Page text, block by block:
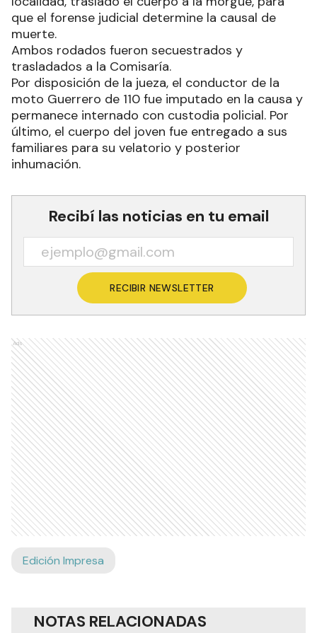
que el forense judicial determine la causal de
muerte.
Ambos rodados fueron secuestrados y
trasladados a la Comisaría.
Por disposición de la jueza, el conductor de la
moto Guerrero de 110 fue imputado en la causa y
permanece internado con custodia policial. Por
último, el cuerpo del joven fue entregado a sus
familiares para su velatorio y posterior
inhumación.
Recibí las noticias en tu email
RECIBIR NEWSLETTER
Ads
Edición Impresa
NOTAS RELACIONADAS